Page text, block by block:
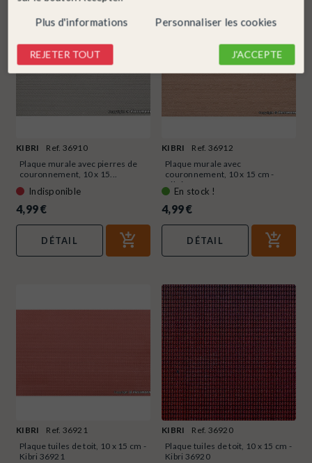
KIBRI
Ref. 36910
Plaque murale avec pierres de
couronnement, 10 x 15...
Indisponible
4,99 €
DÉTAIL
KIBRI
Ref. 36912
Plaque murale avec
couronnement, 10 x 15 cm -
Kibri...
En stock !
4,99 €
DÉTAIL
KIBRI
Ref. 36921
Plaque tuiles de toit, 10 x 15 cm -
Kibri 36921
KIBRI
Ref. 36920
Plaque tuiles de toit, 10 x 15 cm -
Kibri 36920
Plus d'informations Personnaliser les cookies
REJETER TOUT J'ACCEPTE